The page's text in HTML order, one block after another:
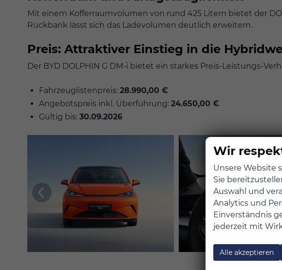
Mit einem Kofferraumvolumen von rund 425 Litern bietet der
Rückbank lässt sich das Ladevolumen deutlich erweitern.
Preis: Attraktiver Einstieg in die
Der BYD DOLPHIN G DM-i bietet ein starkes Preis-Leistungs-
Fahrzeuglistenpreis: 28.990,00 €
Angebotspreis inkl. Überführung: 24.650,00 €
Gültig bis: 30.09.2026
Wir
Unsere Website
Sie
Auswahl und
Analytics und
Einverständnis
jederzeit mit
Alle akzeptieren